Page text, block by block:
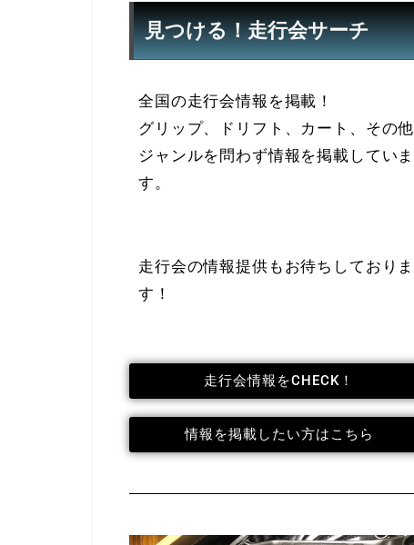
見つける！走行会サーチ
全国の走行会情報を掲載！
グリップ、ドリフト、カート、その他
ジャンルを問わず情報を掲載していま
す。
走行会の情報提供もお待ちしておりま
す！
走行会情報をCHECK！
情報を掲載したい方はこちら